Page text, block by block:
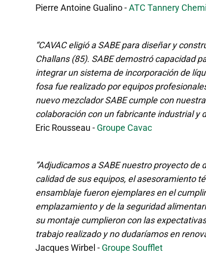
Pierre Antoine Gualino -ATC Tannery
“CAVAC eligió a SABE para diseñar y
Challans (85). SABE demostró capacidad
integrar un sistema de incorporación de
fosa fue realizado por equipos
nuevo mezclador SABE cumple con
colaboración con un fabricante industrial y
Eric Rousseau - Groupe Cavac
”Adjudicamos a SABE nuestro proyecto
calidad de sus equipos, el asesoramiento
ensamblaje fueron ejemplares en el
emplazamiento y de la seguridad
su montaje cumplieron con las
trabajo realizado y no dudaríamos en
Jacques Wirbel - Groupe Soufflet